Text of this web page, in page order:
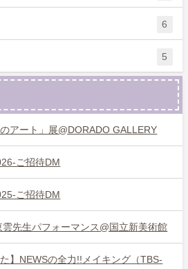
6
5
アート」展@DORADO GALLERY
ご招待DM
ご招待DM
先生パフォーマンス@国立新美術館
】NEWSの全力!!メイキング（TBS-